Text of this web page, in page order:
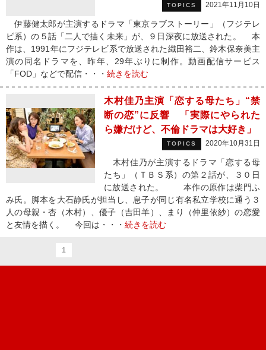
TOPICS 2021年11月10日
伊藤健太郎が主演するドラマ「東京ラブストーリー」（フジテレ
ビ系）の５話「二人で描く未来」が、９日深夜に放送された。 本
作は、1991年にフジテレビ系で放送された織田裕二、鈴木保奈美主
演の同名ドラマを、昨年、29年ぶりに制作。動画配信サービス
「FOD」などで配信・・・ 続きを読む
木村佳乃主演「恋する母たち」“禁
断の恋”に反響 「実際にやられた
ら嫌だけど、不倫ドラマは大好き」
TOPICS 2020年10月31日
木村佳乃が主演するドラマ「恋する母
たち」（ＴＢＳ系）の第２話が、３０日
に放送された。 本作の原作は柴門ふ
み氏。脚本を大石静氏が担当し、息子が同じ有名私立学校に通う３
人の母親・杏（木村）、優子（吉田羊）、まり（仲里依紗）の恋愛
と友情を描く。 今回は・・・ 続きを読む
1